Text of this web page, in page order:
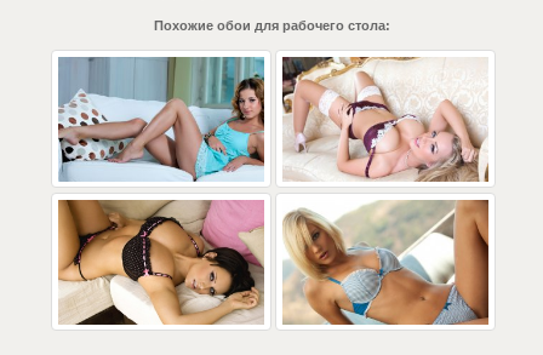
Похожие обои для рабочего стола: